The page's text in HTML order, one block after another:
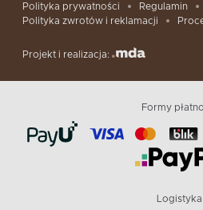
Polityka prywatności
Regulamin
Polityka zwrotów i reklamacji
Projekt i realizacja:
Formy
Logistyka